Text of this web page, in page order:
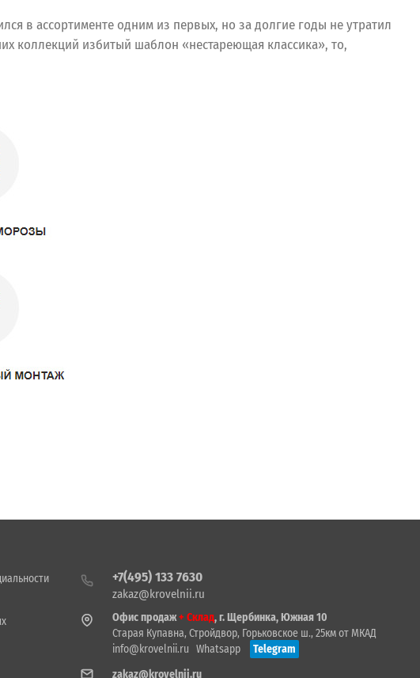
в ассортименте одним из первых, но за долгие годы не утратил
коллекций избитый шаблон «нестареющая классика», то,
+7(495) 133 7630
zakaz@krovelnii.ru
Офис продаж+ Склад, г. Щербинка, Южная 10
Старая Купавна, Стройдвор, Горьковское ш., 25км от МКАД
info@krovelnii.ru
Whatsapp
Telegram
zakaz@krovelnii.ru